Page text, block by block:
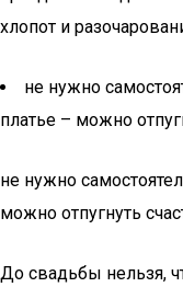
хлопот и
не нужно
платье – можно
не нужно
можно отпугнуть
До свадьбы нельзя,